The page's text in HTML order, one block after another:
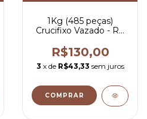
1Kg (485 peças)
Crucifixo Vazado - R$
R$130,00
3 x de R$43,33 sem juros
COMPRAR